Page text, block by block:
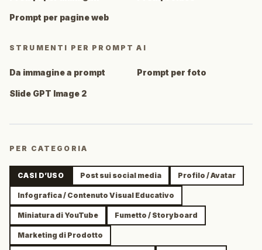
Prompt per pagine web
STRUMENTI PER PROMPT AI
Da immagine a prompt Prompt per foto
Slide GPT Image 2
PER CATEGORIA
CASI D’USO Post sui social media Profilo / Avatar
Infografica / Contenuto Visual Educativo
Miniatura di YouTube Fumetto / Storyboard
Marketing di Prodotto